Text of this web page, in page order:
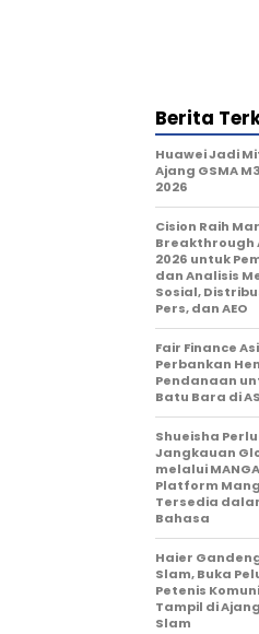
Berita
Huawei Jadi
Ajang GSMA
2026
Cision Raih
Breakthrough
2026 untuk
dan Analisis
Sosial,
Pers, dan AEO
Fair Finance
Perbankan
Pendanaan
Batu Bara di
Shueisha
Jangkauan
melalui
Platform
Tersedia
Bahasa
Haier Gandeng
Slam, Buka
Petenis
Tampil di
Slam